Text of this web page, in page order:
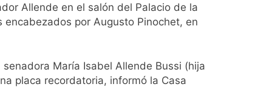
Allende en el salón del Palacio de la
por Augusto Pinochet, en
María Isabel Allende Bussi (hija
placa recordatoria, informó la Casa